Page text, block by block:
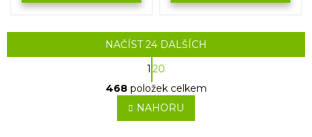
O
v
l
á
NAČÍST 24 DALŠÍCH
S
t
r
á
n
k
1 20
468položek celkem
NAHORU